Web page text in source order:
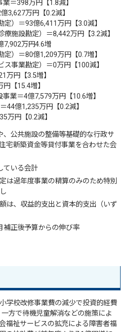
＝398万円【1.8減】
3,627万円【0.2減】
定）＝93億6,411万円【3.0減】
療施設勘定）＝8,442万円【3.2減】
7,902万円4.6増
定）＝80億1,209万円【0.7増】
ス事業勘定）＝0万円【100減】
万円【3.5増】
【15.4増】
業＝4億7,579万円【10.6増】
44億1,235万円【0.2減】
万円【0.2減】
、公共施設の整備等基礎的な行政サ
宅新築資金等貸付事業を合わせた会
ている会計
は過年度事業の精算のみのため特別
は、収益的支出と資本的支出（いず
補正後予算からの伸び率
学校改修事業費の減少で投資的経費
方で待機児童解消などの施策によ
福祉サービスの拡充による障害者福